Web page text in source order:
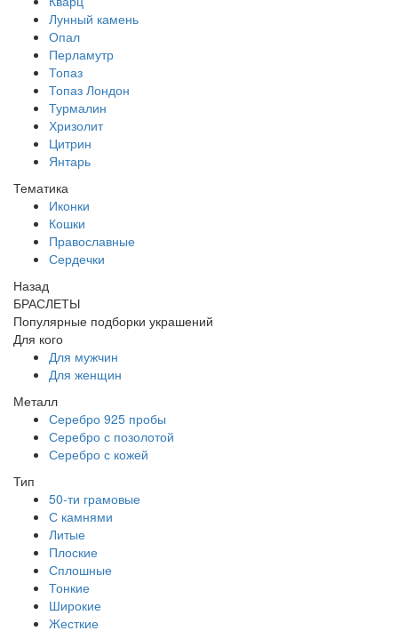
Лунный камень
Опал
Перламутр
Топаз
Топаз Лондон
Турмалин
Хризолит
Цитрин
Янтарь
Тематика
Иконки
Кошки
Православные
Сердечки
Назад
БРАСЛЕТЫ
Популярные подборки украшений
Для кого
Для мужчин
Для женщин
Металл
Серебро 925 пробы
Серебро с позолотой
Серебро с кожей
Тип
50-ти грамовые
С камнями
Литые
Плоские
Сплошные
Тонкие
Широкие
Жесткие